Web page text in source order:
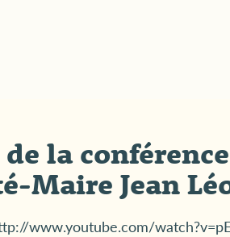
la
Maire Jean
www.youtube.com/